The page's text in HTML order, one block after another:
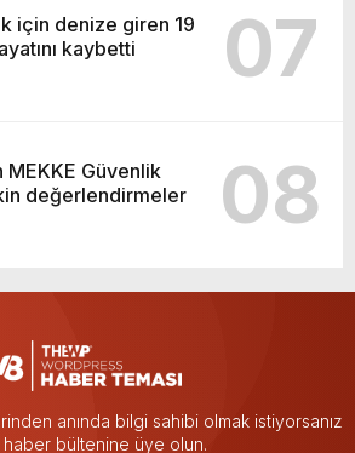
için denize giren 19
kaybetti
07
MEKKE Güvenlik
değerlendirmeler
08
anında bilgi sahibi olmak istiyorsanız
bültenine üye olun.